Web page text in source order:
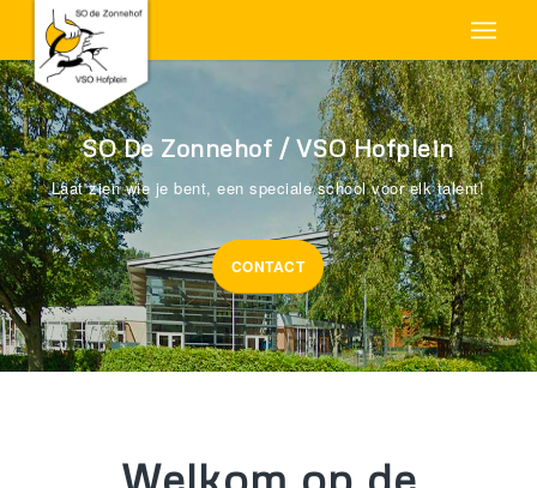
SO De Zonnehof / VSO Hofplein
Laat zien wie je bent, een speciale school voor elk talent!
CONTACT